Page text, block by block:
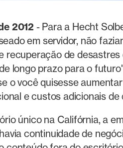
2012 - Para a Hecht
em servidor, não
recuperação de
longo prazo para o
o você quisesse
e custos adicionais de
único na Califórnia, a
continuidade de